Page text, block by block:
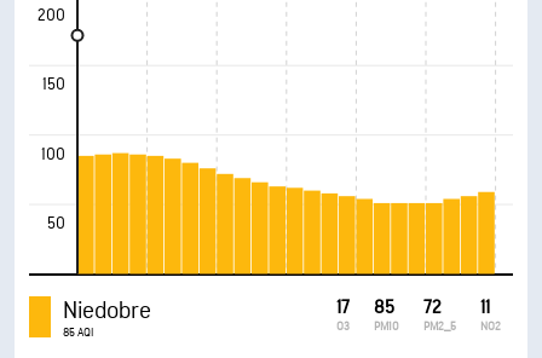
200
150
100
50
Niedobre
85 AQI
17
O3
85
PM10
72
PM2_5
11
NO2